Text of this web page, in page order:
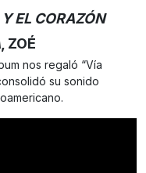
EL CORAZÓN
, ZOÉ
nos regaló “Vía
su sonido